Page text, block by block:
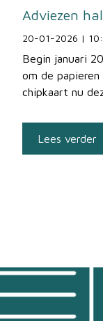
Adviezen
20-01-2026 |
Begin januari
om de
chipkaart nu
Lees verder